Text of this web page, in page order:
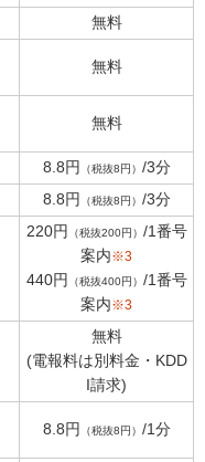
無料
無料
無料
8.8円 （税抜8円） /3分
8.8円 （税抜8円） /3分
220円 （税抜200円） /1番号
案内※3
440円 （税抜400円） /1番号
案内※3
無料
(電報料は別料金・KDD
I請求)
8.8円 （税抜8円） /1分